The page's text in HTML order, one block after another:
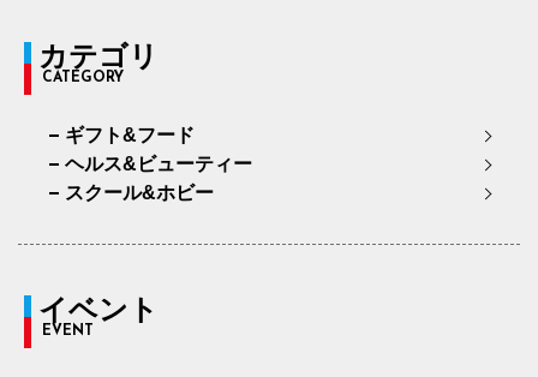
カテゴリ
CATEGORY
ギフト&フード
ヘルス&ビューティー
スクール&ホビー
イベント
EVENT